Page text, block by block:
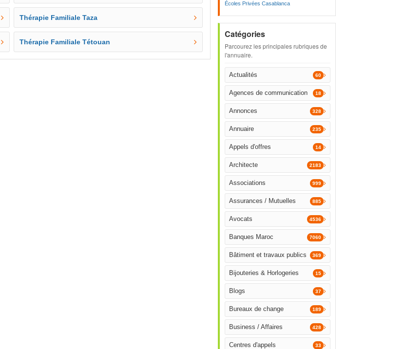
Thérapie Familiale Taza
Thérapie Familiale Tétouan
Écoles Privées Casablanca
Catégories
Parcourez les principales rubriques de
l'annuaire.
Actualités 60
Agences de communication 18
Annonces 328
Annuaire 235
Appels d'offres 14
Architecte 2183
Associations 999
Assurances / Mutuelles 885
Avocats 4536
Banques Maroc 7060
Bâtiment et travaux publics 369
Bijouteries & Horlogeries 15
Blogs 37
Bureaux de change 189
Business / Affaires 428
Centres d'appels 33